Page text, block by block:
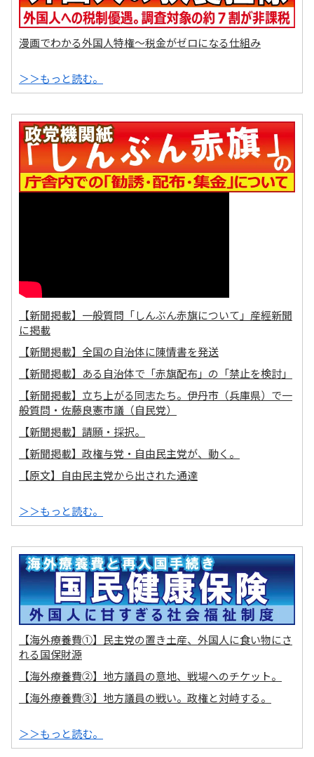
漫画でわかる外国人特権～税金がゼロになる仕組み
＞＞もっと読む。
【新聞掲載】一般質問「しんぶん赤旗について」産經新聞
に掲載
【新聞掲載】全国の自治体に陳情書を発送
【新聞掲載】ある自治体で「赤旗配布」の「禁止を検討」
【新聞掲載】立ち上がる同志たち。伊丹市（兵庫県）で一
般質問・佐藤良憲市議（自民党）
【新聞掲載】請願・採択。
【新聞掲載】政権与党・自由民主党が、動く。
【原文】自由民主党から出された通達
＞＞もっと読む。
【海外療養費①】民主党の置き土産、外国人に食い物にさ
れる国保財源
【海外療養費②】地方議員の意地、戦場へのチケット。
【海外療養費③】地方議員の戦い。政権と対峙する。
＞＞もっと読む。